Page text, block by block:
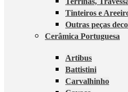
Tinteiros e
Outras peças
Cerâmica Portuguesa
Artibus
Battistini
Carvalhinho